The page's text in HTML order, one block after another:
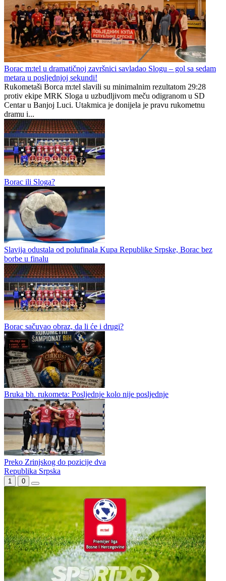
Borac m:tel u dramatičnoj završnici savladao Slogu – gol sa sedam
metara u posljednjoj sekundi!
Rukometaši Borca m:tel slavili su minimalnim rezultatom 29:28
protiv ekipe MRK Sloga u uzbudljivom meču odigranom u SD
Centar u Banjoj Luci. Utakmica je donijela je pravu rukometnu
dramu i...
Borac ili Sloga?
Slavija odustala od polufinala Kupa Republike Srpske, Borac bez
borbe u finalu
Borac sačuvao obraz, da li će i drugi?
Bruka bh. rukometa: Posljednje kolo nije posljednje
Preko Zrinjskog do pozicije dva
Republika Srpska
1 0